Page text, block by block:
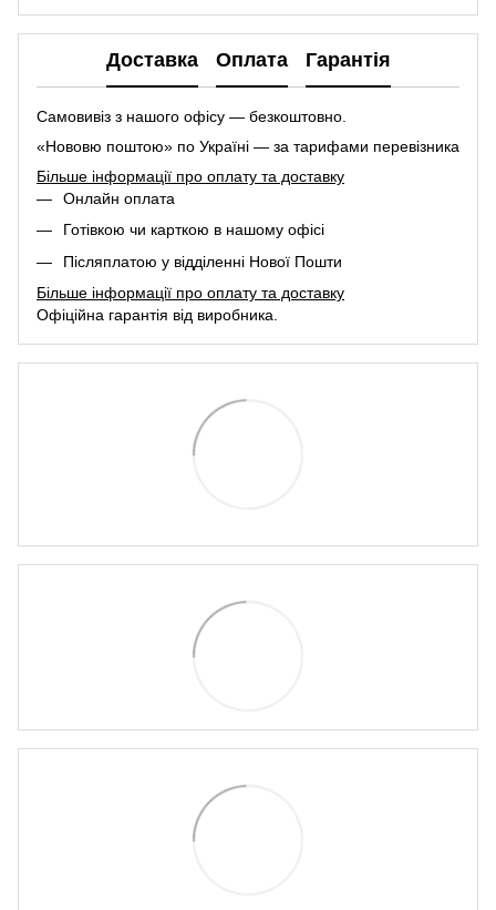
Доставка Оплата Гарантія
Самовивіз з нашого офісу — безкоштовно.
«Нововю поштою» по Україні — за тарифами перевізника
Більше інформації про оплату та доставку
Онлайн оплата
Готівкою чи карткою в нашому офісі
Післяплатою у відділенні Нової Пошти
Більше інформації про оплату та доставку
Офіційна гарантія від виробника.